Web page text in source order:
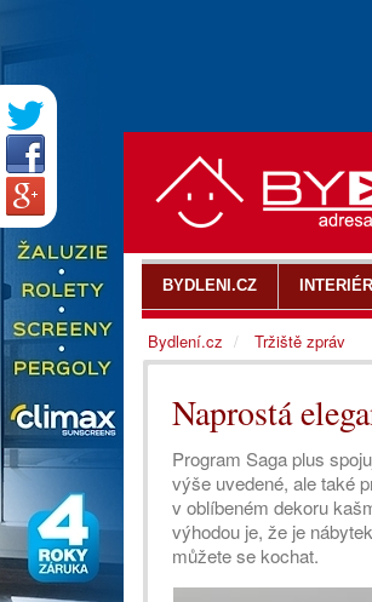
Naprostá
Program Saga plus
výše uvedené, ale také
v oblíbeném dekoru
výhodou je, že je
můžete se kochat.
BYDLENI.CZ INTERIÉR
Bydlení.cz Tržiště zpráv